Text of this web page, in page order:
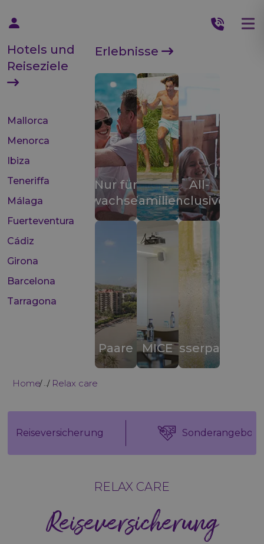
Hotels und
Reiseziele
Mallorca
Menorca
Ibiza
Teneriffa
Málaga
Fuerteventura
Cádiz
Girona
Barcelona
Tarragona
Erlebnisse
Nur für
ErwachseneFamilien
All-
inclusive
Paare MICEWasserparks
Home ... Relax care
Reiseversicherung Sonderangebote
RELAX CARE
Reiseversicherung